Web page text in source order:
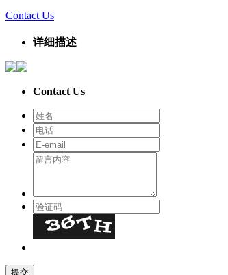
Contact Us
详细描述
Contact Us